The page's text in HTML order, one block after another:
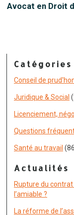
Avocat en Droit
Catégories
Conseil de
Juridique & Social
Licenciement,
Questions
Santé au travail
Actualités
Rupture du
l’amiable ?
La réforme de